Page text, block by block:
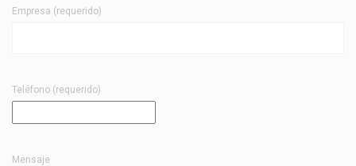
Empresa (requerido)
Teléfono (requerido)
Mensaje